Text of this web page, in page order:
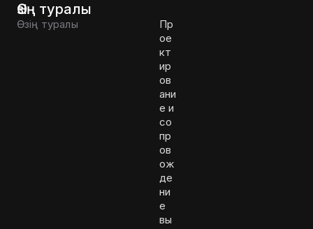
Өзің туралы
Өзің туралы
Пр
ое
кт
ир
ов
ани
е и
со
пр
ов
ож
де
ни
е
вы